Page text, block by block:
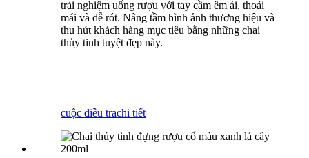
trải nghiệm uống rượu với tay cầm êm ái, thoải
mái và dễ rót. Nâng tầm hình ảnh thương hiệu và
thu hút khách hàng mục tiêu bằng những chai
thủy tinh tuyệt đẹp này.
cuộc điều trachi tiết